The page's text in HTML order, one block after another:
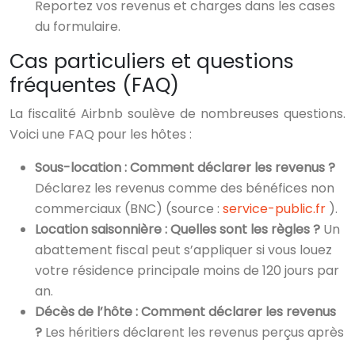
Reportez vos revenus et charges dans les cases
du formulaire.
Cas particuliers et questions
fréquentes (FAQ)
La fiscalité Airbnb soulève de nombreuses questions.
Voici une FAQ pour les hôtes :
Sous-location : Comment déclarer les revenus ?
Déclarez les revenus comme des bénéfices non
commerciaux (BNC) (source : service-public.fr ).
Location saisonnière : Quelles sont les règles ? Un
abattement fiscal peut s’appliquer si vous louez
votre résidence principale moins de 120 jours par
an.
Décès de l’hôte : Comment déclarer les revenus
? Les héritiers déclarent les revenus perçus après